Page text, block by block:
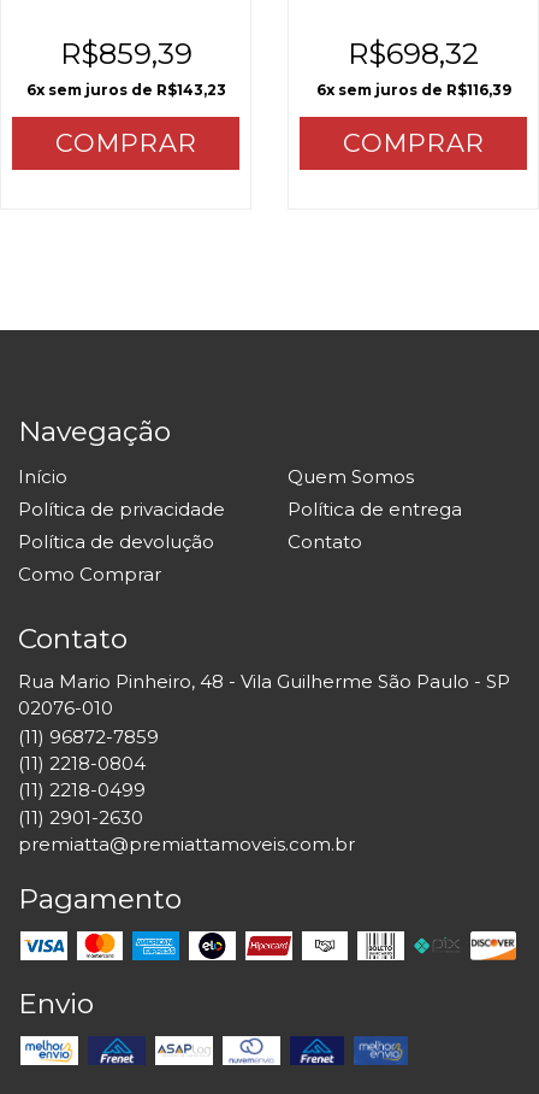
25mm | Premiatta
Móveis e Cofres
R$859,39
6x sem juros de R$143,23
COMPRAR
R$698,32
6x sem juros de R$116,39
COMPRAR
Navegação
Início
Quem Somos
Política de privacidade
Política de entrega
Política de devolução
Contato
Como Comprar
Contato
Rua Mario Pinheiro, 48 - Vila Guilherme São Paulo - SP
02076-010
(11) 96872-7859
(11) 2218-0804
(11) 2218-0499
(11) 2901-2630
premiatta@premiattamoveis.com.br
Pagamento
Envio